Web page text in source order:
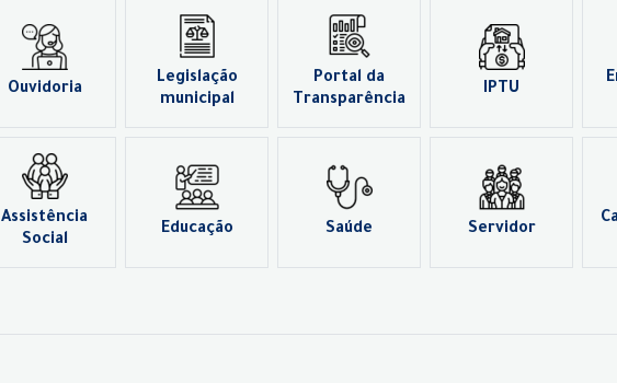
Ouvidoria
Legislação
municipal
Portal da
Transparência
IPTU
Assistência
Social
Educação Saúde Servidor